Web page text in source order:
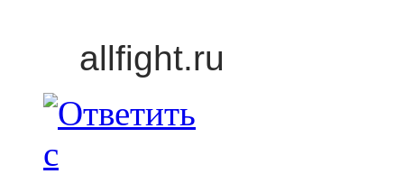
allfight.ru